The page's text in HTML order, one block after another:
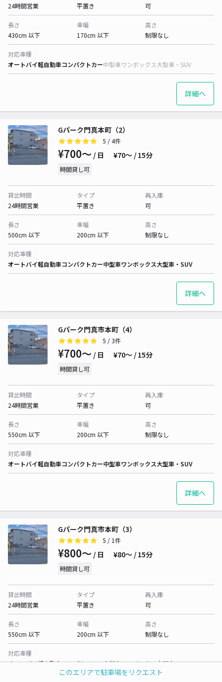
このエリアで駐車場をリクエスト
24時間営業
平置き
可
長さ
430cm 以下
車幅
170cm 以下
高さ
制限なし
対応車種
オートバイ軽自動車コンパクトカー中型車ワンボックス大型車・SUV
詳細へ
Gパーク門真本町（2）
5 / 4件
¥700〜 / 日 ¥70〜 / 15分
時間貸し可
貸出時間
24時間営業
タイプ
平置き
再入庫
可
長さ
500cm 以下
車幅
200cm 以下
高さ
制限なし
対応車種
オートバイ軽自動車コンパクトカー中型車ワンボックス大型車・SUV
詳細へ
Gパーク門真市本町（4）
5 / 3件
¥700〜 / 日 ¥70〜 / 15分
時間貸し可
貸出時間
24時間営業
タイプ
平置き
再入庫
可
長さ
550cm 以下
車幅
200cm 以下
高さ
制限なし
対応車種
オートバイ軽自動車コンパクトカー中型車ワンボックス大型車・SUV
詳細へ
Gパーク門真市本町（3）
5 / 1件
¥800〜 / 日 ¥80〜 / 15分
時間貸し可
貸出時間
24時間営業
タイプ
平置き
再入庫
可
長さ
550cm 以下
車幅
200cm 以下
高さ
制限なし
対応車種
オートバイ軽自動車コンパクトカー中型車ワンボックス大型車・SUV